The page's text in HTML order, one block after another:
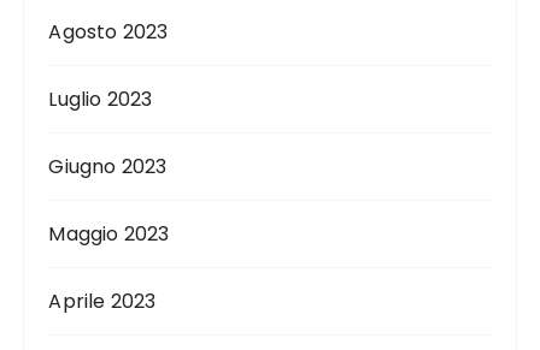
Agosto 2023
Luglio 2023
Giugno 2023
Maggio 2023
Aprile 2023